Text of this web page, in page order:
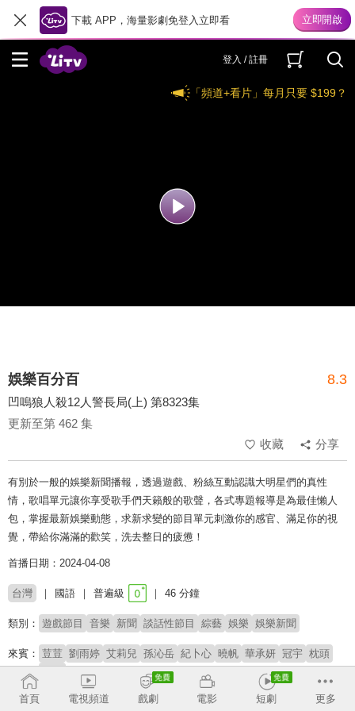
下載 APP，海量影劇免登入立即看
登入 / 註冊
「頻道+看片」每月只要 $199？
娛樂百分百 8.3
凹嗚狼人殺12人警長局(上) 第8323集
更新至第 462 集
收藏
分享
有別於一般的娛樂新聞播報，透過遊戲、粉絲互動認識大明星們的真性
情，歌唱單元讓你享受歌手們天籟般的歌聲，各式專題報導是為最佳懶人
包，掌握最新娛樂動態，求新求變的節目單元刺激你的感官、滿足你的視
覺，帶給你滿滿的歡笑，洗去整日的疲憊！
首播日期：2024-04-08
台灣 國語 普遍級 46 分鐘
類別： 遊戲節目 音樂 新聞 談話性節目 綜藝 娛樂 娛樂新聞
來賓： 荳荳 劉雨婷 艾莉兒 孫沁岳 紀卜心 曉帆 華承妍 冠宇 枕頭
主持： 黃偉晉 賴晏駒
首頁 電視頻道 戲劇 電影 短劇 更多